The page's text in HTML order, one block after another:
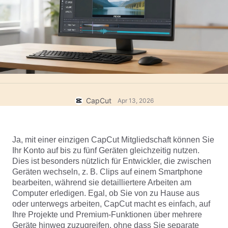
Text und Audio
Automatische Untertitel
Untertitelvorlagen
Benutzerdefinierte Stimmen
Stimme optimieren
Rauschen reduzieren
Bild
Marketing
Lifestyle und Vlogs
Benutzerdefiniertes Design
Mehr
Anleitungen
Markttrends
Top-Auswahl
Vorlagen für Trends und Tipps
Mehr
Branchenvorlagen
Rückblick-Vorlagen
Vertrauenszentrum
Hilfezentrum
Über die CapCut-Nutzungsbedingungen
CapCut öffnen
CapCut Apr 13, 2026
Ja, mit einer einzigen CapCut Mitgliedschaft können Sie
Ihr Konto auf bis zu fünf Geräten gleichzeitig nutzen.
Dies ist besonders nützlich für Entwickler, die zwischen
Geräten wechseln, z. B. Clips auf einem Smartphone
bearbeiten, während sie detailliertere Arbeiten am
Computer erledigen. Egal, ob Sie von zu Hause aus
oder unterwegs arbeiten, CapCut macht es einfach, auf
Ihre Projekte und Premium-Funktionen über mehrere
Geräte hinweg zuzugreifen, ohne dass Sie separate